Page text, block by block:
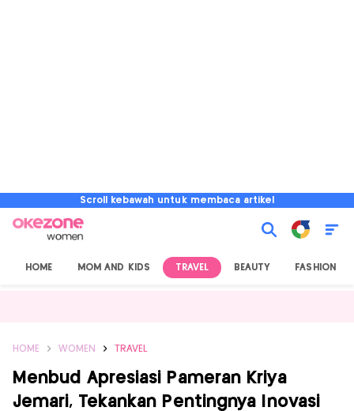
Scroll kebawah untuk membaca artikel
HOME MOM AND KIDS TRAVEL BEAUTY FASHION
HOME WOMEN TRAVEL
Menbud Apresiasi Pameran Kriya
Jemari, Tekankan Pentingnya Inovasi